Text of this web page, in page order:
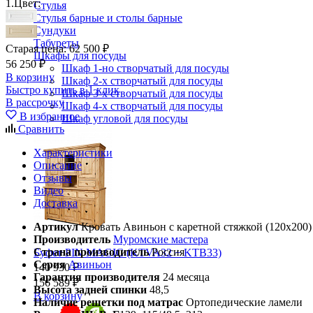
Стулья
Стулья барные и столы барные
Сундуки
Табуреты
Шкафы для посуды
Шкаф 1-но створчатый для посуды
Шкаф 2-х створчатый для посуды
Шкаф 3-х створчатый для посуды
Шкаф 4-х створчатый для посуды
Шкаф угловой для посуды
Буфет PIN MAGIC (KTVA32 + KTB33)
140 930 ₽
156 589 ₽
В корзину
1. Цвет:
Старая цена:62 500 ₽
56 250 ₽
В корзину
Быстро купить в 1 клик
В рассрочку
В избранное
Сравнить
Характеристики
Описание
Отзывы
Видео
Доставка
Артикул Кровать Авиньон с каретной стяжкой (120х200)
Производитель Муромские мастера
Страна производитель Россия
Серия Авиньон
Гарантия производителя 24 месяца
Высота задней спинки 48,5
Наличие решетки под матрас Ортопедические ламели